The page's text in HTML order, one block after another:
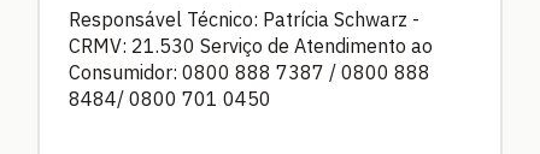
Responsável Técnico: Patrícia Schwarz -
CRMV: 21.530 Serviço de Atendimento ao
Consumidor: 0800 888 7387 / 0800 888
8484/ 0800 701 0450